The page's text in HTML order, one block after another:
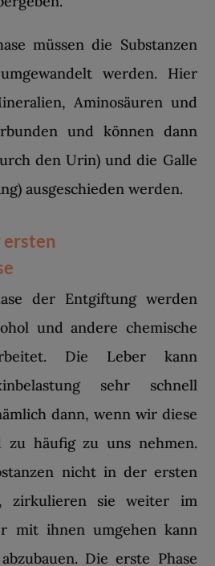
müssen die Substanzen
werden. Hier
Aminosäuren und
und können dann
den Urin) und die Galle
ausgeschieden werden.
ersten
der Entgiftung werden
und andere chemische
Die Leber kann
sehr schnell
dann, wenn wir diese
häufig zu uns nehmen.
nicht in der ersten
zirkulieren sie weiter im
mit ihnen umgehen kann
Die erste Phase